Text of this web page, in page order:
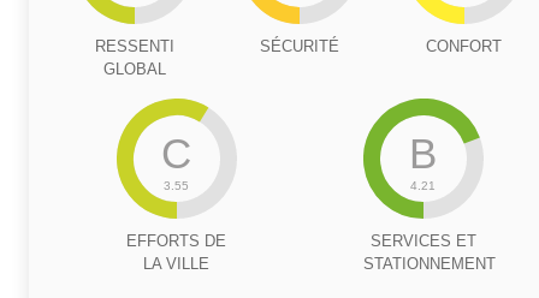
RESSENTI
GLOBAL
SÉCURITÉ CONFORT
C
3.55
EFFORTS DE
LA VILLE
B
4.21
SERVICES ET
STATIONNEMENT